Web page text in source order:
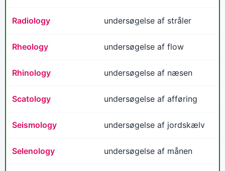
Radiology undersøgelse af stråler
Rheology undersøgelse af flow
Rhinology undersøgelse af næsen
Scatology undersøgelse af afføring
Seismology undersøgelse af jordskælv
Selenology undersøgelse af månen